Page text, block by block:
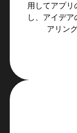
用してアプ
し、アイデ
アリン